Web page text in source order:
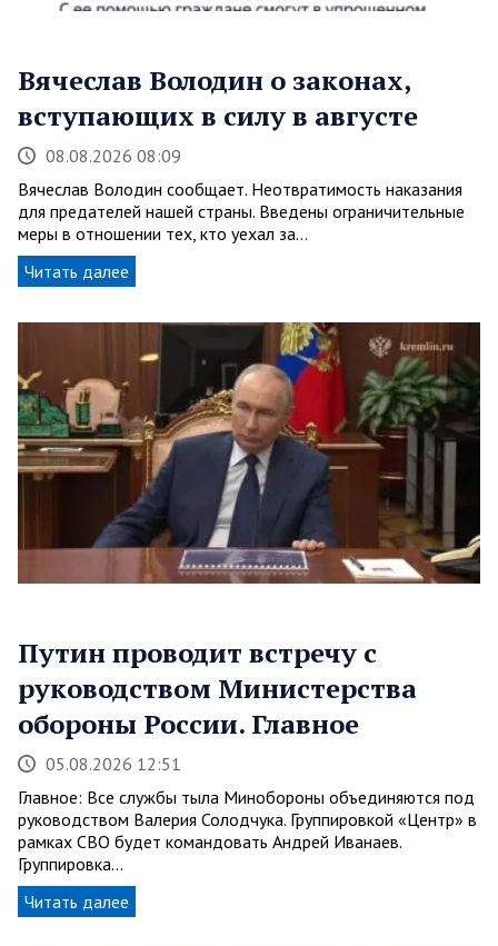
Вячеслав Володин о законах,
вступающих в силу в августе
08.08.2026 08:09
Вячеслав Володин сообщает. Неотвратимость наказания
для предателей нашей страны. Введены ограничительные
меры в отношении тех, кто уехал за…
Читать далее
Путин проводит встречу с
руководством Министерства
обороны России. Главное
05.08.2026 12:51
Главное: Все службы тыла Минобороны объединяются под
руководством Валерия Солодчука. Группировкой «Центр» в
рамках СВО будет командовать Андрей Иванаев.
Группировка…
Читать далее